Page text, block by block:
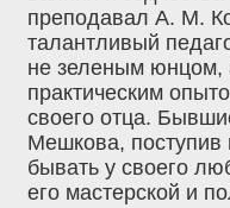
преподавал А. М.
талантливый
не зеленым юнцом,
практическим
своего отца.
Мешкова,
бывать у своего
его мастерской и